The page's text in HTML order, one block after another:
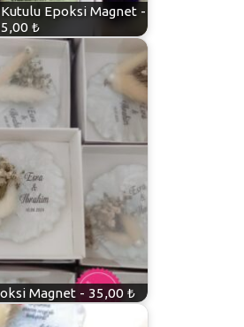
Epoksi Magnet -
₺
Magnet - 35,00 ₺